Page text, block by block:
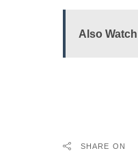
Also
SHARE ON